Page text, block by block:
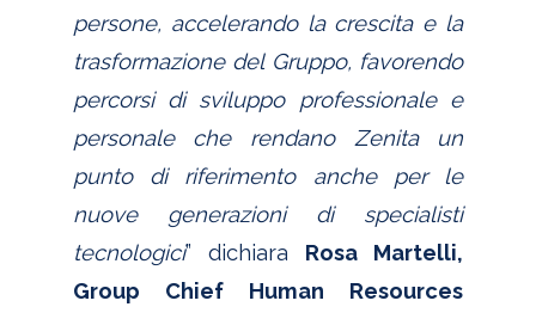
persone, accelerando la crescita e la
trasformazione del Gruppo, favorendo
percorsi di sviluppo professionale e
personale che rendano Zenita un
punto di riferimento anche per le
nuove generazioni di specialisti
tecnologici” dichiara Rosa Martelli,
Group Chief Human Resources